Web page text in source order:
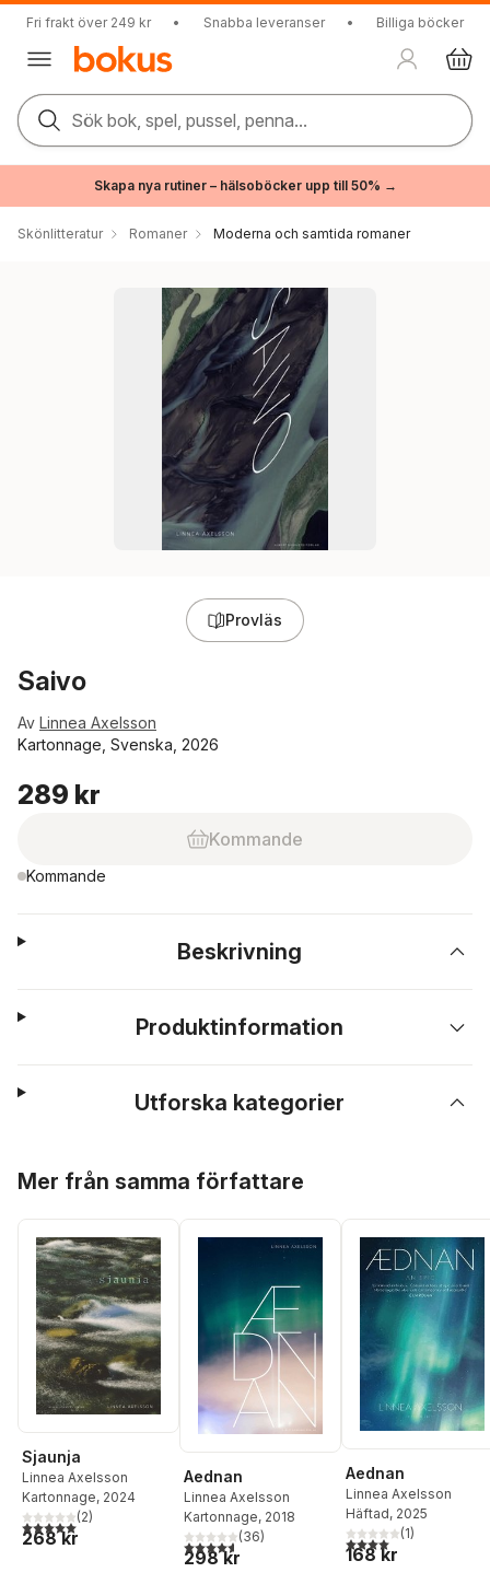
Fri frakt över 249 kr • Snabba leveranser • Billiga böcker
Sök bok, spel, pussel, penna...
Skapa nya rutiner – hälsoböcker upp till 50% →
Skönlitteratur Romaner Moderna och samtida romaner
Provläs
Saivo
Av Linnea Axelsson
Kartonnage, Svenska, 2026
289 kr
Kommande
Kommande
Beskrivning
Produktinformation
Utforska kategorier
Mer från samma författare
Sjaunja
Linnea Axelsson
Kartonnage, 2024
5,0utav 5 stjärnor. Totalt antal röster:
(2)
268 kr
Aednan
Linnea Axelsson
Kartonnage, 2018
4,6utav 5 stjärnor. Totalt antal röster:
(36)
298 kr
Aednan
Linnea Axelsson
Häftad, 2025
4,0utav 5 stjärnor.
(1)
168 kr